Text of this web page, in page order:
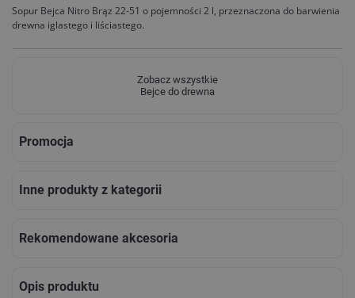
Sopur Bejca Nitro Brąz 22-51 o pojemności 2 l, przeznaczona do barwienia
drewna iglastego i liściastego.
Zobacz wszystkie
Bejce do drewna
Promocja
Inne produkty z kategorii
Rekomendowane akcesoria
Opis produktu